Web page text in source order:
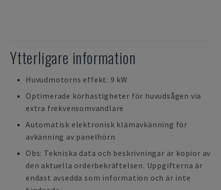
Ytterligare information
Huvudmotorns effekt: 9 kW
Optimerade körhastigheter för huvudsågen via
extra frekvensomvandlare
Automatisk elektronisk klämavkänning för
avkänning av panelhörn
Obs: Tekniska data och beskrivningar är kopior av
den aktuella orderbekräftelsen. Uppgifterna är
endast avsedda som information och är inte